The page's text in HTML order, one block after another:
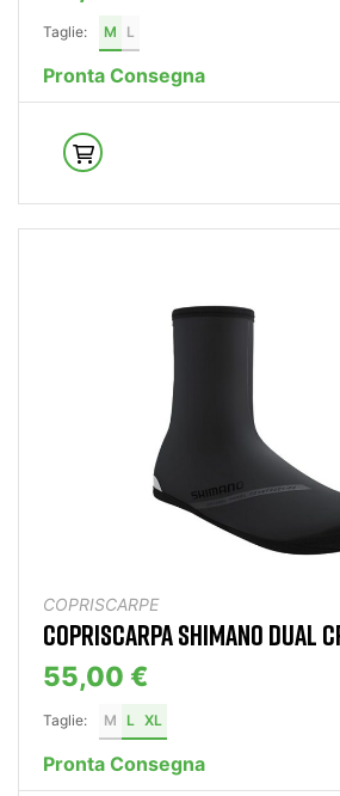
Taglie: M L
Pronta Consegna
COPRISCARPE
COPRISCARPA SHIMANO DUAL
55,00 €
Taglie: M L XL
Pronta Consegna